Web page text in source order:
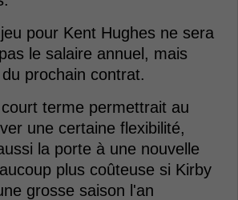
pour Kent Hughes ne sera
le salaire annuel, mais
prochain contrat.
terme permettrait au
une certaine flexibilité,
la porte à une nouvelle
plus coûteuse si Kirby
grosse saison l'an